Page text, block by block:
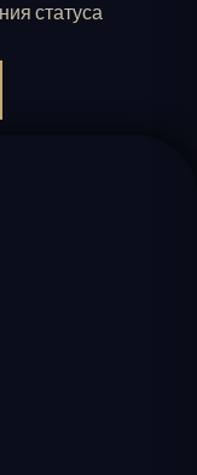
статуса